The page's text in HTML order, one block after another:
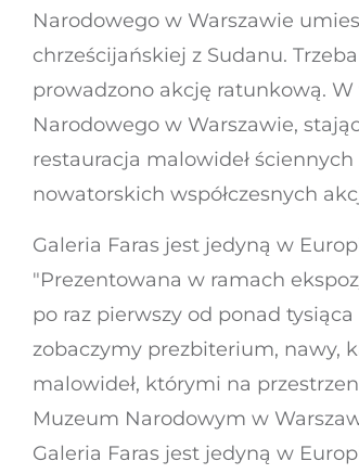
Narodowego w Warszawie
chrześcijańskiej z Sudanu.
prowadzono akcję ratunkową.
Narodowego w Warszawie,
restauracja malowideł
nowatorskich współczesnych
Galeria Faras jest jedyną w
"Prezentowana w ramach
po raz pierwszy od ponad
zobaczymy prezbiterium, nawy,
malowideł, którymi na
Muzeum Narodowym w
Galeria Faras jest jedyną w